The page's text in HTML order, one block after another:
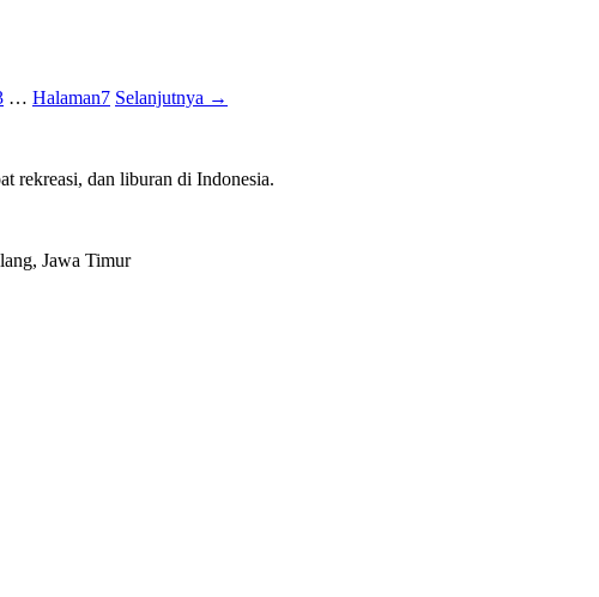
… Halaman7 Selanjutnya →
rekreasi, dan liburan di Indonesia.
Jawa Timur